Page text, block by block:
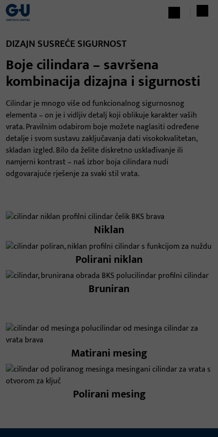
DIZAJN SUSREĆE SIGURNOST
Boje cilindara – savršena
kombinacija dizajna i sigurnosti
Cilindar je mnogo više od funkcionalnog sigurnosnog
elementa – on je i vidljiv detalj koji oblikuje karakter vaših
vrata. Pravilnim odabirom boje možete naglasiti određene
detalje i svom sustavu zaključavanja dati visokokvalitetan,
skladan izgled. Bilo da želite diskretno usklađivanje ili
namjerni kontrast – naš izbor boja cilindara nudi
odgovarajuće rješenje za svaki stil vrata.
Niklan
Polirani niklan
Bruniran
Matirani mesing
Polirani mesing